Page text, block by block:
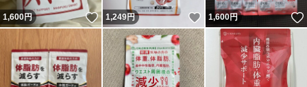
1,600円 いいね！
1,249円 いいね！
1,600円